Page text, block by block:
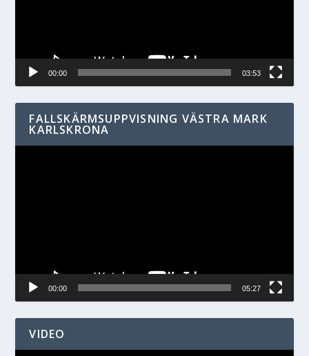
00:00 03:53
FALLSKÄRMSUPPVISNING VÄSTRA MARK
KARLSKRONA
00:00 05:27
VIDEO